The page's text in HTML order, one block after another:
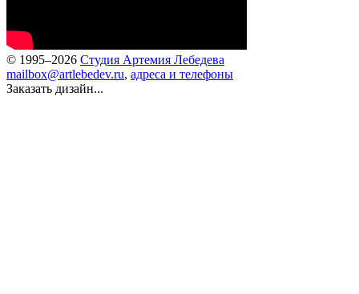
© 1995–2026 Студия Артемия Лебедева
mailbox@artlebedev.ru, адреса и телефоны
Заказать дизайн...